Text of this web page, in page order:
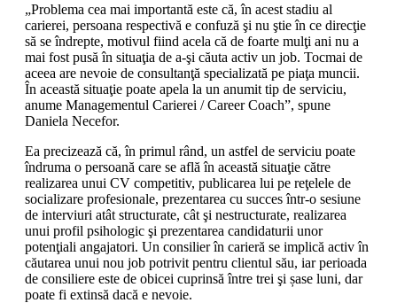
„Problema cea mai importantă este că, în acest stadiu al
carierei, persoana respectivă e confuză şi nu ştie în ce direcţie
să se îndrepte, motivul fiind acela că de foarte mulţi ani nu a
mai fost pusă în situaţia de a-şi căuta activ un job. Tocmai de
aceea are nevoie de consultanţă specializată pe piaţa muncii.
În această situaţie poate apela la un anumit tip de serviciu,
anume Managementul Carierei / Career Coach”, spune
Daniela Necefor.
Ea precizează că, în primul rând, un astfel de serviciu poate
îndruma o persoană care se află în această situaţie către
realizarea unui CV competitiv, publicarea lui pe reţelele de
socializare profesionale, prezentarea cu succes într-o sesiune
de interviuri atât structurate, cât şi nestructurate, realizarea
unui profil psihologic şi prezentarea candidaturii unor
potenţiali angajatori. Un consilier în carieră se implică activ în
căutarea unui nou job potrivit pentru clientul său, iar perioada
de consiliere este de obicei cuprinsă între trei şi șase luni, dar
poate fi extinsă dacă e nevoie.